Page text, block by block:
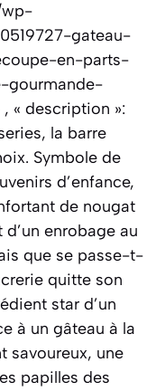
wp-
gateau-
en-parts-
gourmande-
« description »:
la barre
Symbole de
d’enfance,
de nougat
enrobage au
que se passe-t-
quitte son
star d’un
à un gâteau à la
savoureux, une
papilles des